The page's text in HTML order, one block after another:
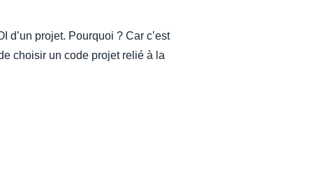
d’un projet. Pourquoi ? Car c’est
choisir un code projet relié à la